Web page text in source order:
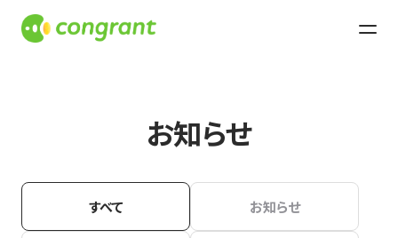
お知らせ
すべて お知らせ